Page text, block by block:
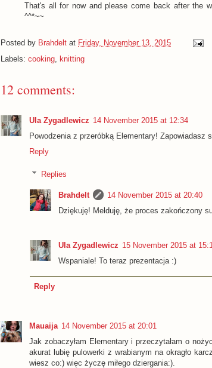
That's all for now and please come back after the
^^*~~
Posted by Brahdelt at Friday, November 13, 2015
Labels: cooking knitting
12 comments:
Ula Zygadlewicz 14 November 2015 at 12:34
Powodzenia z przeróbką Elementary! Zapowiadasz
Reply
Replies
Brahdelt
14 November 2015 at 20:40
Dziękuję! Melduję, że proces zakończony
Ula Zygadlewicz 15 November 2015 at
Wspaniale! To teraz prezentacja :)
Reply
Mauaija 14 November 2015 at 20:01
Jak zobaczyłam Elementary i przeczytałam o
akurat lubię pulowerki z wrabianym na okragło
wiesz co:) więc życzę miłego dziergania:).